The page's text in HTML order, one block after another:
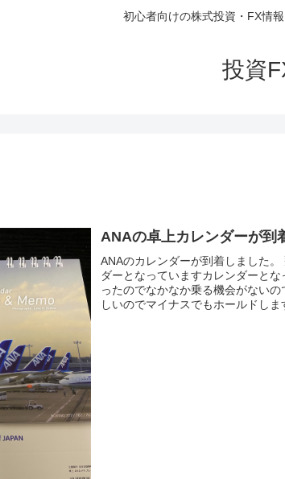
初心者向けの株式投資・FX情
投資
ANAの卓上カレンダーが到
ANAのカレンダーが到着しました
ダーとなっていますカレンダーと
ったのでなかなか乗る機会がない
しいのでマイナスでもホールドしま